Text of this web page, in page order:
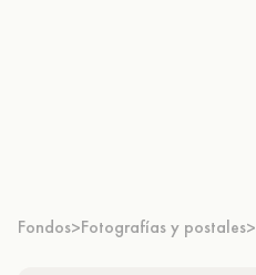
Fondos>Fotografías y postales>